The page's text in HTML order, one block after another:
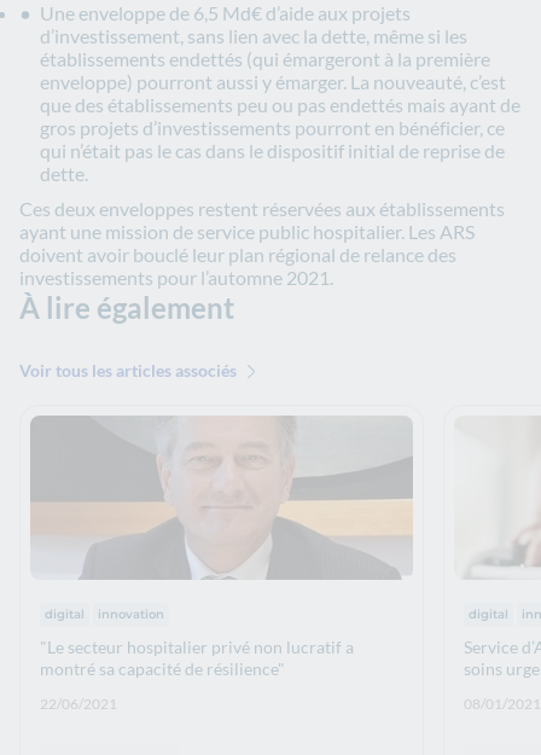
Une enveloppe de 6,5 Md€ d’aide aux projets
d’investissement, sans lien avec la dette, même si les
établissements endettés (qui émargeront à la première
enveloppe) pourront aussi y émarger. La nouveauté, c’est
que des établissements peu ou pas endettés mais ayant de
gros projets d’investissements pourront en bénéficier, ce
qui n’était pas le cas dans le dispositif initial de reprise de
dette.
Ces deux enveloppes restent réservées aux établissements
ayant une mission de service public hospitalier. Les ARS
doivent avoir bouclé leur plan régional de relance des
investissements pour l’automne 2021.
À lire également
Voir tous les articles associés
Thématiques :
digital innovation
"Le secteur hospitalier privé non lucratif a
montré sa capacité de résilience"
Date de publication: :
22/06/2021
digital
Service
soins
Date de
08/01/2021